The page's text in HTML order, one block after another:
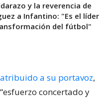
y la reverencia de
a Infantino: "Es el líder
del fútbol"
a su portavoz,
concertado y